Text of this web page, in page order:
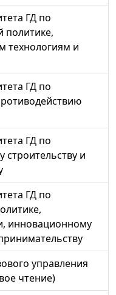
ГД по
и
ГД по
ГД по
строительству и
ГД по
инновационному
управления
чтение)